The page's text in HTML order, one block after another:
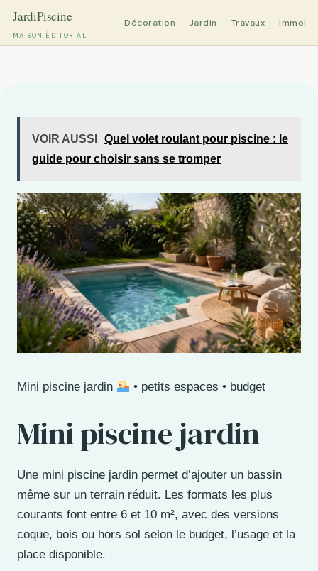
MAISON ÉDITORIAL
Décoration Jardin Travaux
VOIR AUSSI
Quel volet roulant pour piscine : le
guide pour choisir sans se tromper
Mini piscine jardin • petits espaces • budget
Mini piscine jardin
Une mini piscine jardin permet d’ajouter un bassin
même sur un terrain réduit. Les formats les plus
courants font entre 6 et 10 m², avec des versions
coque, bois ou hors sol selon le budget, l’usage et la
place disponible.